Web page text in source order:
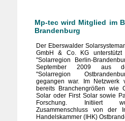
Mp-tec wird Mitglied im
Brandenburg
Der Eberswalder
GmbH & Co. KG
"Solarregion Berlin-
September 2009 aus
"Solarregion
gegangen war. Im Netzwerk
bereits Branchengrößen wie
Solar oder First Solar sowie
Forschung. Initiiert
Zusammenschluss von der
Handelskammer (IHK)